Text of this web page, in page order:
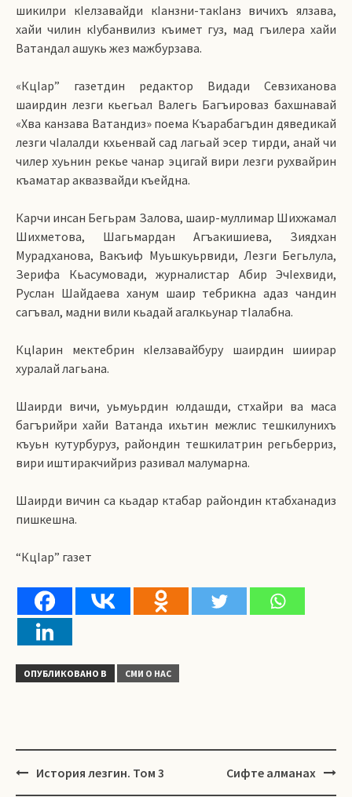
шикилри кIелзавайди кIанзни-такIанз вичихъ ялзава,
хайи чилин кIубанвилиз къимет гуз, мад гъилера хайи
Ватандал ашукь жез мажбурзава.
«КцIар” газетдин редактор Видади Севзиханова
шаирдин лезги кьегьал Валегь Багъироваз бахшнавай
«Хва канзава Ватандиз» поема Къарабагъдин дяведикай
лезги чIалалди кхьенвай сад лагьай эсер тирди, анай чи
чилер хуьнин рекье чанар эцигай вири лезги рухвайрин
къаматар аквазвайди къейдна.
Карчи инсан Бегьрам Залова, шаир-муллимар Шихжамал
Шихметова, Шагьмардан Агъакишиева, Зиядхан
Мурадханова, Вакъиф Муьшкуьрвиди, Лезги Бегьлула,
Зерифа Кьасумовади, журналистар Абир ЭчIехвиди,
Руслан Шайдаева ханум шаир тебрикна адаз чандин
сагъвал, мадни вили кьадай агалкьунар тIалабна.
КцIарин мектебрин кIелзавайбуру шаирдин шиирар
хуралай лагьана.
Шаирди вичи, уьмуьрдин юлдашди, стхайри ва маса
багърийри хайи Ватанда ихьтин межлис тешкилунихъ
къуьн кутурбуруз, райондин тешкилатрин регьберриз,
вири иштиракчийриз разивал малумарна.
Шаирди вичин са кьадар ктабар райондин ктабханадиз
пишкешна.
“КцIар” газет
ОПУБЛИКОВАНО В СМИ О НАС
Навигация
История лезгин. Том 3 Сифте алманах